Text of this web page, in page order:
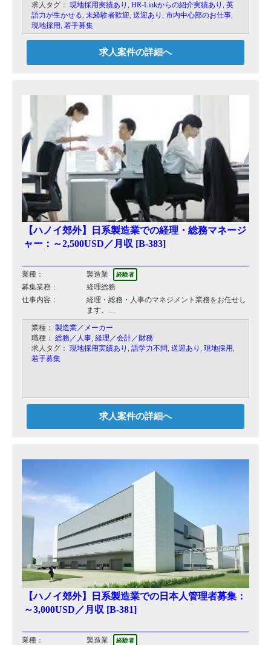
今後も需要が見込まれるLED業界での営業ポジシ
ョンです。
【業務】
・新規案件：ゼネコン&サブコンからの依頼に応
じ、見積り作成。要望確認の上で提案。
求人タグ： 現地採用実績あり , HR-Linkからの紹介実績あり , 英
語力が生かせる, 未経験者歓迎, 送迎あり , 市内中心部のお仕事,
現地採用, 若手募集
求人案件の詳細へ
【ハノイ郊外】日系製造業での経理・総務マネージ
ャー：～2,500USD／月収 [B-383]
業種： 製造業 経験者
募集業務：
経理総務
仕事内容：
経理・総務・人事のマネジメント業務をお任せし
ます。
マネジメント経験は不要ですが、経理経験者を募
集しております。
業種： 製造業／メーカー
職種： 総務／人事, 経理／会計／財務
求人タグ： 現地採用実績あり , 語学力不問, 送迎あり , 現地採用,
若手募集
求人案件の詳細へ
【ハノイ郊外】日系製造業での日本人管理者募集：
～3,000USD／月収 [B-381]
業種： 製造業 経験者